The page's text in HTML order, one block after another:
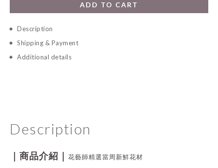
ADD TO CART
Description
Shipping & Payment
Additional details
Description
｜商品介紹｜ 花藝師精選當周新鮮花材